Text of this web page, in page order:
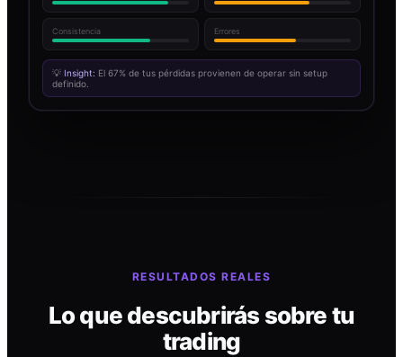
Consistencia Errores
💡 Insight: El 67% de tus pérdidas provienen de operar sin setup
definido.
RESULTADOS REALES
Lo que descubrirás sobre tu
trading